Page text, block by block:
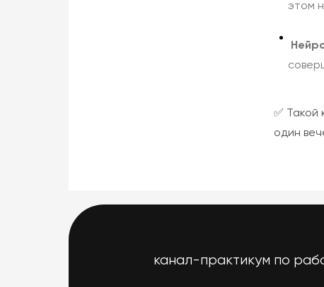
этом
✅ Такой
один
канал-практикум по